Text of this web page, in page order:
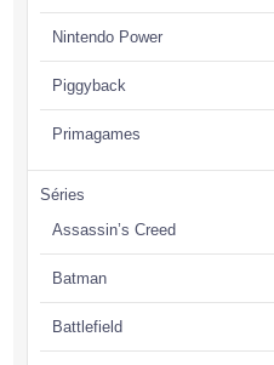
Nintendo Power
Piggyback
Primagames
Séries
Assassin’s Creed
Batman
Battlefield